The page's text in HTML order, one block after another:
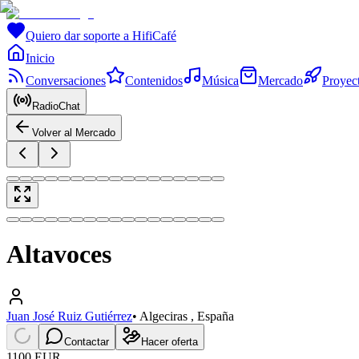
Quiero dar soporte a HifiCafé
Inicio
Conversaciones
Contenidos Música Mercado
RadioChat
Volver al Mercado
Altavoces
Juan José Ruiz Gutiérrez• Algeciras , España
Contactar Hacer oferta